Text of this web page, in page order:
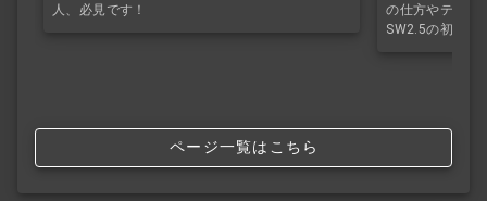
人、必見です！
の仕方やテキス
SW2.5の初心者
ページ一覧はこちら